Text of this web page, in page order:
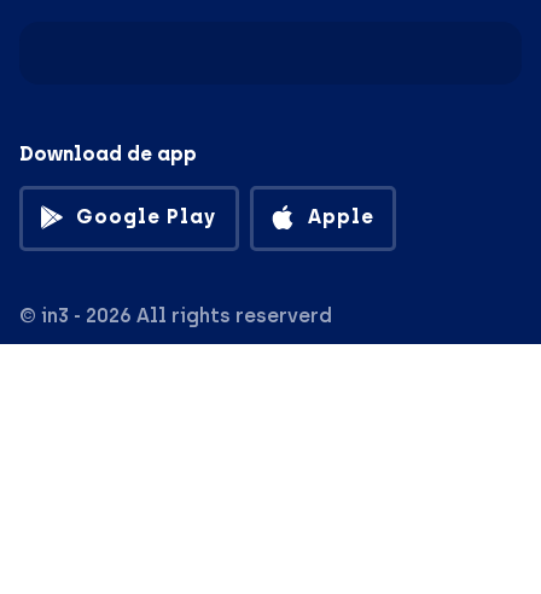
Download de app
Google Play Apple
© in3 - 2026 All rights reserverd